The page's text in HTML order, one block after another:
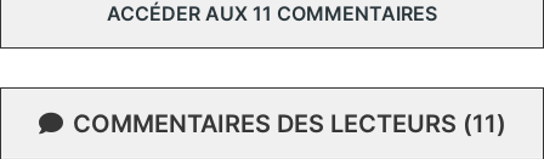
ACCÉDER AUX 11 COMMENTAIRES
COMMENTAIRES DES LECTEURS (11)